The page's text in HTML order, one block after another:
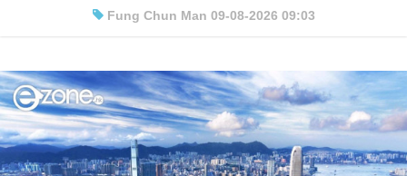
Fung Chun Man 09-08-2026 09:03